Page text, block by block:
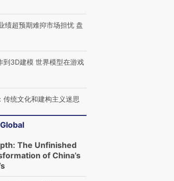
绩超预期难抑市场担忧 盘
到3D建模 世界模型在游戏
传统文化和建构主义迷思
The Unfinished
of China’s